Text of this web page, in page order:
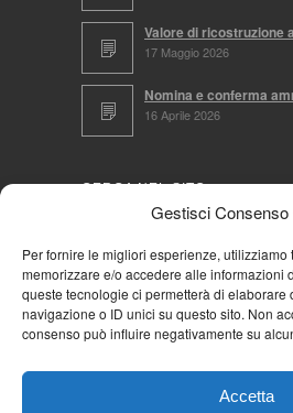
Gestisci Consenso
Per fornire le migliori esperienze,
memorizzare e/o accedere alle informazioni
queste tecnologie ci permetterà di elaborare
navigazione o ID unici su questo sito. Non
consenso può influire negativamente su
Accetta
Valore di ricostruzione
17 Maggio 2026
Nomina e conferma
16 Aprile 2026
CERCA NEL SITO
NAVIGA PER
Mappa completa
Mappa categorie
Cookie Policy (UE)